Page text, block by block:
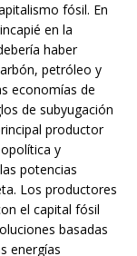
fósil. En
en la
haber
petróleo y
economías de
de subyugación
productor
y
potencias
Los productores
el capital fósil
basadas
energías